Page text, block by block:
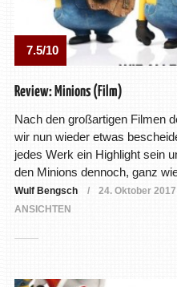
7.5/10
Review: Minions (Film)
Nach den großartigen Filmen
wir nun wieder etwas
jedes Werk ein Highlight sein
den Minions dennoch, ganz
Wulf Bengsch 24. Oktober 2017
ANSICHTEN